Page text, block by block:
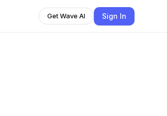
Get Wave AI Sign In